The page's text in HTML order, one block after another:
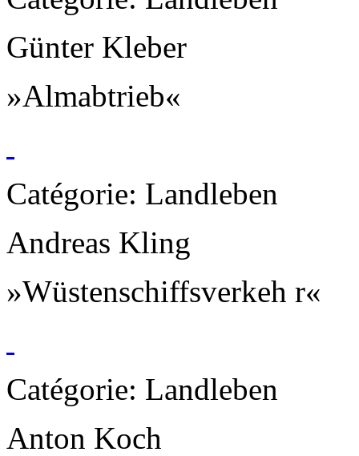
Günter Kleber
»Almabtrieb«
Catégorie: Landleben
Andreas Kling
»Wüstenschiffsverkeh r«
Catégorie: Landleben
Anton Koch